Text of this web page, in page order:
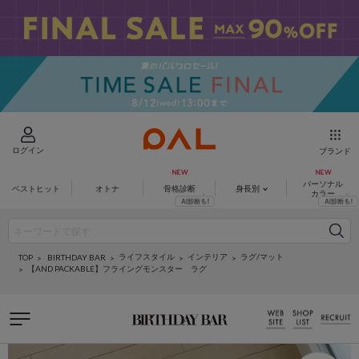
ログイン ブランド
ベストヒット オトナ 骨格診断 身長別
パーソナル
カラー
TOP BIRTHDAY BAR ライフスタイル インテリア
ラグ/マット
【AND PACKABLE】フライングモンスター ラグ